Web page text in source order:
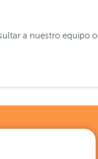
a nuestro equipo o